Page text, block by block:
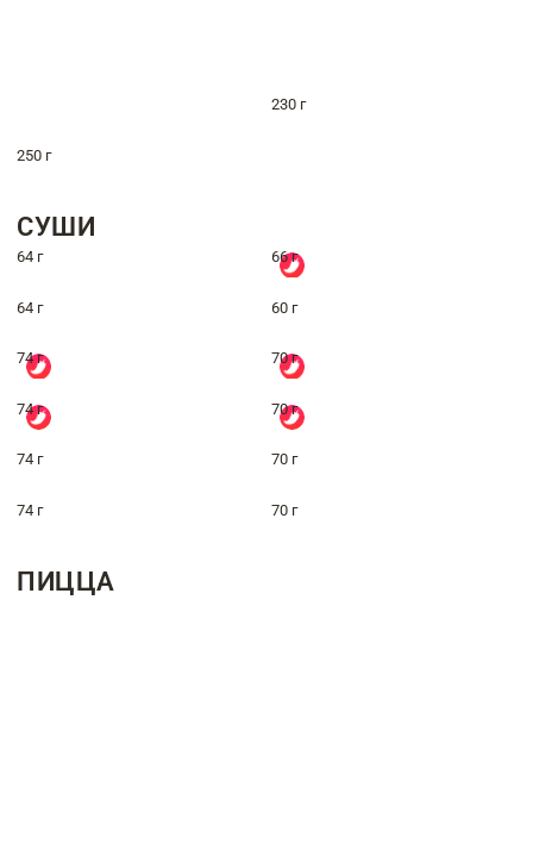
230 г
250 г
СУШИ
64 г 66 г
64 г 60 г
74 г 70 г
74 г 70 г
74 г 70 г
74 г 70 г
ПИЦЦА